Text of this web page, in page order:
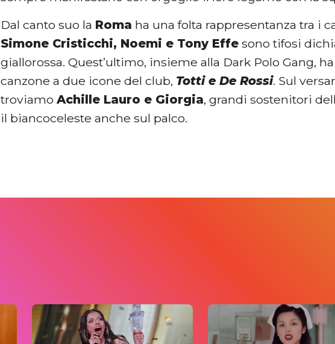
Dal canto suo la Roma ha una folta rappresentanza tra i
Simone Cristicchi, Noemi e Tony Effe sono tifosi
giallorossa. Quest’ultimo, insieme alla Dark Polo Gang,
canzone a due icone del club, Totti e De Rossi. Sul
troviamoAchille Lauro e Giorgia, grandi sostenitori
il biancoceleste anche sul palco.